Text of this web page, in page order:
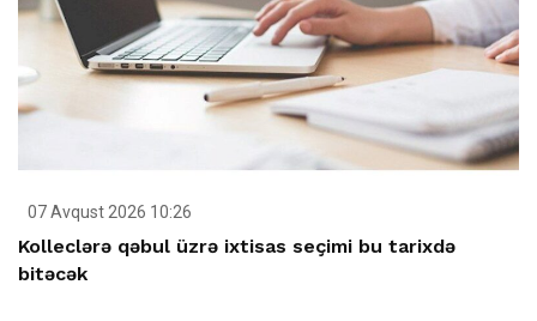
07 Avqust 2026 10:26
Kolleclərə qəbul üzrə ixtisas seçimi bu tarixdə
bitəcək